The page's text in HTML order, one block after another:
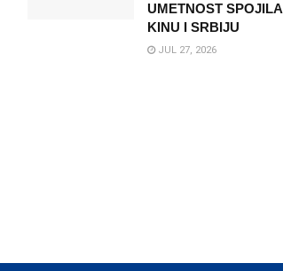
UMETNOST SPOJILA
KINU I SRBIJU
JUL 27, 2026